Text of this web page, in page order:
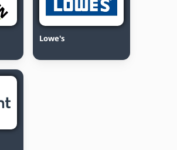
Lowe's